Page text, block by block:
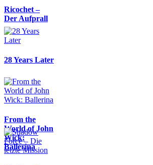
Ricochet –
Der Aufprall
28 Years Later
From the
World of John
Wick:
Ballerina